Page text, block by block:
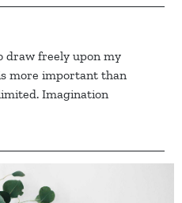
draw freely upon my
more important than
Imagination